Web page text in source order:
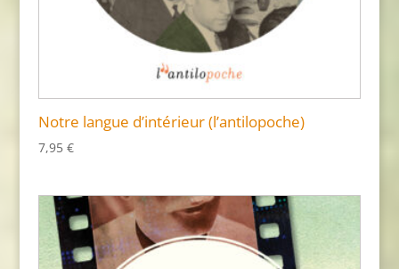
Notre langue d’intérieur (l’antilopoche)
7,95 €